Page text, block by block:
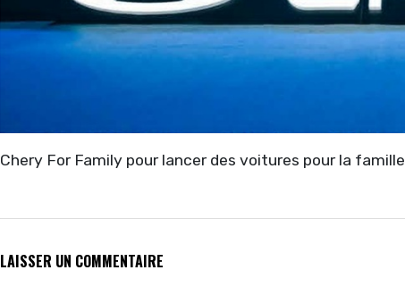
Chery For Family pour lancer des voitures pour la famille
LAISSER UN COMMENTAIRE